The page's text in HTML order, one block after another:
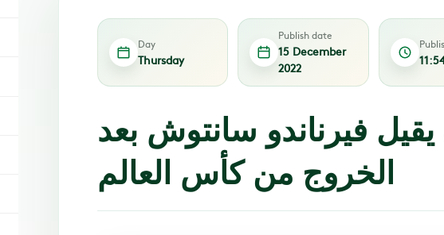
Day
Thursday
Publish date
15 December
2022
يقيل فيرناندو سانتوش بعد
الخروج من كأس العالم